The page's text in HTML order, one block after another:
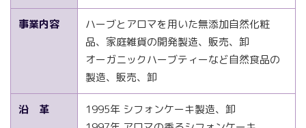
事業内容
ハーブとアロマを用いた無添加自然化粧
品、家庭雑貨の開発製造、販売、卸
オーガニックハーブティーなど自然食品の
製造、販売、卸
沿 革
1995年 シフォンケーキ製造、卸